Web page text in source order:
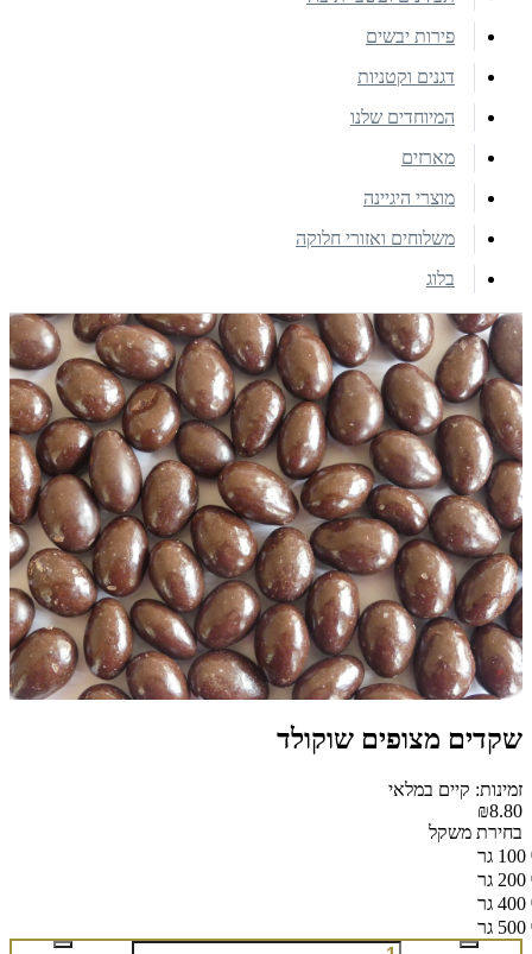
פירות יבשים
דגנים וקטניות
המיוחדים שלנו
מארזים
מוצרי היגיינה
משלוחים ואזורי חלוקה
בלוג
שקדים מצופים שוקולד
זמינות: קיים במלאי
₪8.80
בחירת משקל
100 גר
200 גר
400 גר
500 גר